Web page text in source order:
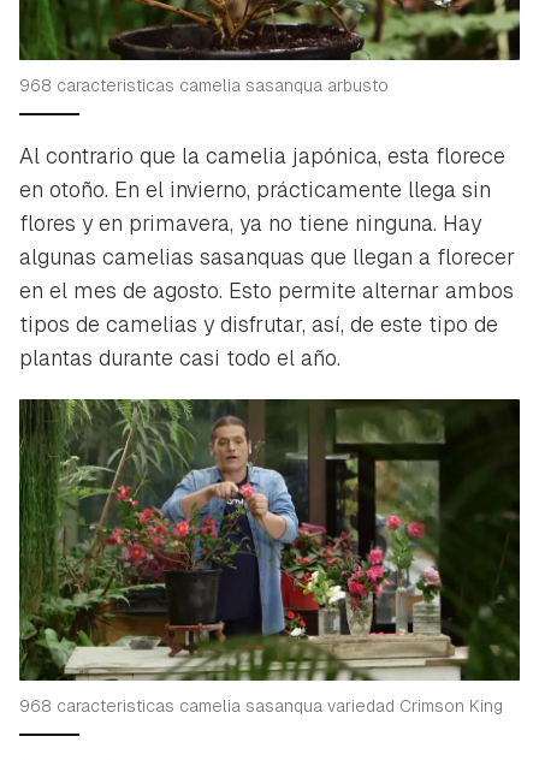
968 caracteristicas camelia sasanqua arbusto
Al contrario que la camelia japónica, esta florece
en otoño. En el invierno, prácticamente llega sin
flores y en primavera, ya no tiene ninguna. Hay
algunas camelias sasanquas que llegan a florecer
en el mes de agosto. Esto permite alternar ambos
tipos de camelias y disfrutar, así, de este tipo de
plantas durante casi todo el año.
968 caracteristicas camelia sasanqua variedad Crimson King